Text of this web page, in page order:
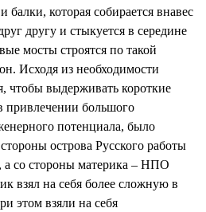
балки, которая собирается внавес
другу и стыкуется в середине
мосты строятся по такой
Исходя из необходимости
чтобы выдерживать короткие
привлечении большого
потенциала, было
острова Русского работы
а со стороны материка – НПО
взял на себя более сложную в
этом взяли на себя